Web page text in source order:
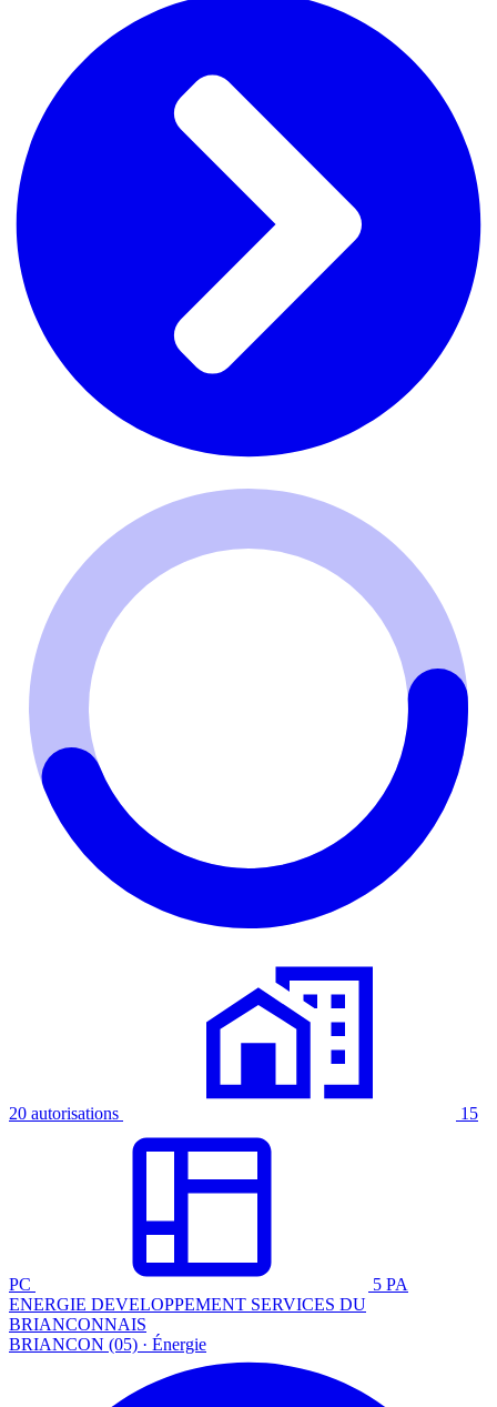
20 autorisations 15
PC
5 PA
ENERGIE DEVELOPPEMENT SERVICES DU
BRIANCONNAIS
BRIANCON (05) · Énergie